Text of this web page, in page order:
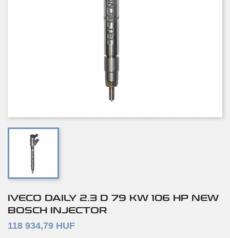
IVECO DAILY 2.3 D 79 KW 106 HP NEW
BOSCH INJECTOR
118 934,79 HUF